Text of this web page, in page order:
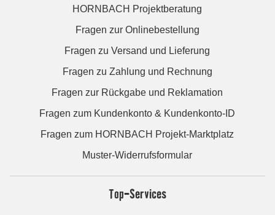
HORNBACH Projektberatung
Fragen zur Onlinebestellung
Fragen zu Versand und Lieferung
Fragen zu Zahlung und Rechnung
Fragen zur Rückgabe und Reklamation
Fragen zum Kundenkonto & Kundenkonto-ID
Fragen zum HORNBACH Projekt-Marktplatz
Muster-Widerrufsformular
Top-Services